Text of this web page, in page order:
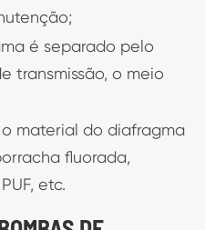
é separado pelo
transmissão, o meio
material do diafragma
fluorada,
etc.